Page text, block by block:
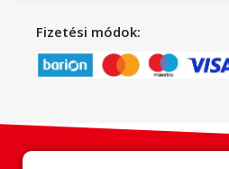
Fizetési módok: